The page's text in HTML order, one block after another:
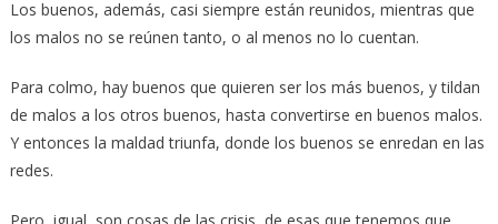
Los buenos, además, casi siempre están reunidos, mientras que
los malos no se reúnen tanto, o al menos no lo cuentan.
Para colmo, hay buenos que quieren ser los más buenos, y tildan
de malos a los otros buenos, hasta convertirse en buenos malos.
Y entonces la maldad triunfa, donde los buenos se enredan en las
redes.
Pero, igual, son cosas de las crisis, de esas que tenemos que